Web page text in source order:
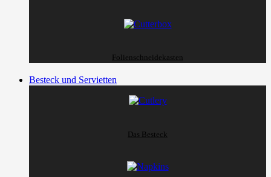
Folienschneidekasten
Besteck und Servietten
Das Besteck